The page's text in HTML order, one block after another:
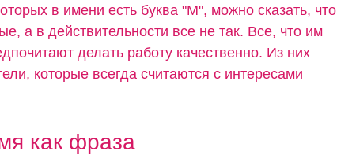
в имени есть буква "М", можно сказать, что
а в действительности все не так. Все, что им
делать работу качественно. Из них
которые всегда считаются с интересами
как фраза